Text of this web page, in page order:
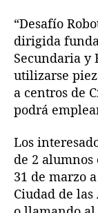
“Desafío
dirigida
Secundaria y
utilizarse
a centros de
podrá
Los
de 2
31 de marzo
Ciudad de